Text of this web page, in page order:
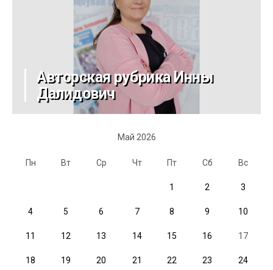
Авторская рубрика Инны
Далидович
Май 2026
Пн Вт Ср Чт Пт Сб Вс
1 2 3
4 5 6 7 8 9 10
11 12 13 14 15 16 17
18 19 20 21 22 23 24